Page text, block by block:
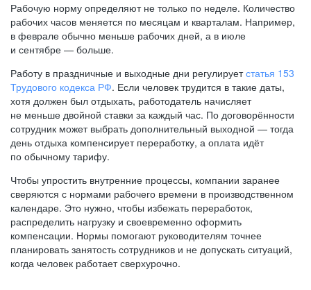
Рабочую норму определяют не только по неделе. Количество
рабочих часов меняется по месяцам и кварталам. Например,
в феврале обычно меньше рабочих дней, а в июле
и сентябре — больше.
Работу в праздничные и выходные дни регулируетстатья 153
Трудового кодекса РФ. Если человек трудится в такие даты,
хотя должен был отдыхать, работодатель начисляет
не меньше двойной ставки за каждый час. По договорённости
сотрудник может выбрать дополнительный выходной — тогда
день отдыха компенсирует переработку, а оплата идёт
по обычному тарифу.
Чтобы упростить внутренние процессы, компании заранее
сверяются с нормами рабочего времени в производственном
календаре. Это нужно, чтобы избежать переработок,
распределить нагрузку и своевременно оформить
компенсации. Нормы помогают руководителям точнее
планировать занятость сотрудников и не допускать ситуаций,
когда человек работает сверхурочно.